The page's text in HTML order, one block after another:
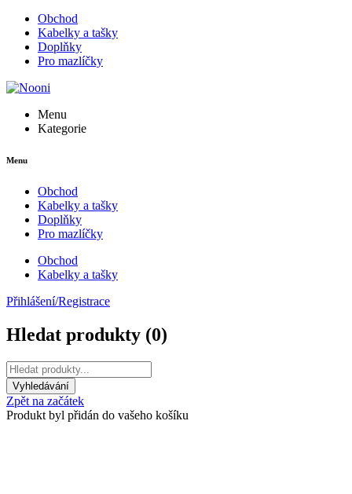
Obchod
Kabelky a tašky
Doplňky
Pro mazlíčky
Menu
Kategorie
Menu
Obchod
Kabelky a tašky
Doplňky
Pro mazlíčky
Obchod
Kabelky a tašky
Přihlášení/Registrace
Hledat produkty (0)
Zpět na začátek
Produkt byl přidán do vašeho košíku